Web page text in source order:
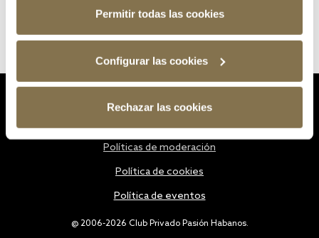
Permitir todas las cookies
Configurar las cookies
Rechazar las cookies
@ 2006-2026 Club Privado Pasión Habanos.
Políticas de moderación
Política de cookies
Política de eventos